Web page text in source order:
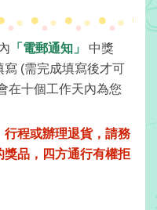
「電郵通知」
中獎
寫 (需完成填寫後才可
在十個工作天內為您
程或辦理退貨，請務
獎品，四方通行有權拒